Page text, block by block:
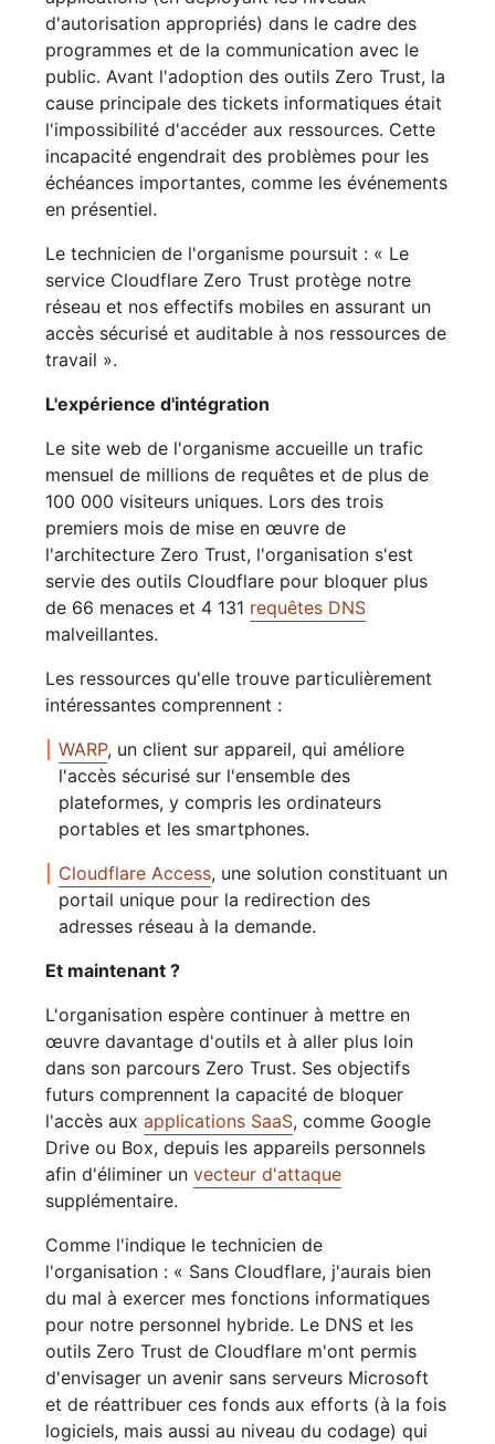
d'autorisation appropriés) dans le cadre des
programmes et de la communication avec le
public. Avant l'adoption des outils Zero Trust, la
cause principale des tickets informatiques était
l'impossibilité d'accéder aux ressources. Cette
incapacité engendrait des problèmes pour les
échéances importantes, comme les événements
en présentiel.
Le technicien de l'organisme poursuit : « Le
service Cloudflare Zero Trust protège notre
réseau et nos effectifs mobiles en assurant un
accès sécurisé et auditable à nos ressources de
travail ».
L'expérience d'intégration
Le site web de l'organisme accueille un trafic
mensuel de millions de requêtes et de plus de
100 000 visiteurs uniques. Lors des trois
premiers mois de mise en œuvre de
l'architecture Zero Trust, l'organisation s'est
servie des outils Cloudflare pour bloquer plus
de 66 menaces et 4 131 requêtes DNS
malveillantes.
Les ressources qu'elle trouve particulièrement
intéressantes comprennent :
WARP, un client sur appareil, qui améliore
l'accès sécurisé sur l'ensemble des
plateformes, y compris les ordinateurs
portables et les smartphones.
Cloudflare Access, une solution constituant un
portail unique pour la redirection des
adresses réseau à la demande.
Et maintenant ?
L'organisation espère continuer à mettre en
œuvre davantage d'outils et à aller plus loin
dans son parcours Zero Trust. Ses objectifs
futurs comprennent la capacité de bloquer
l'accès auxapplications SaaS, comme Google
Drive ou Box, depuis les appareils personnels
afin d'éliminer unvecteur d'attaque
supplémentaire.
Comme l'indique le technicien de
l'organisation : « Sans Cloudflare, j'aurais bien
du mal à exercer mes fonctions informatiques
pour notre personnel hybride. Le DNS et les
outils Zero Trust de Cloudflare m'ont permis
d'envisager un avenir sans serveurs Microsoft
et de réattribuer ces fonds aux efforts (à la fois
logiciels, mais aussi au niveau du codage) qui